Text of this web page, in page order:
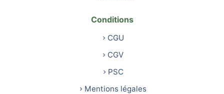
Conditions
CGU
CGV
PSC
Mentions légales